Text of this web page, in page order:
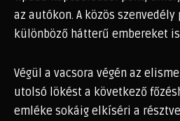
az autókon. A közös szenvedély
különböző hátterű embereket
Végül a vacsora végén az
utolsó lökést a következő
emléke sokáig elkíséri a